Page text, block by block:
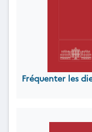
Fréquenter les